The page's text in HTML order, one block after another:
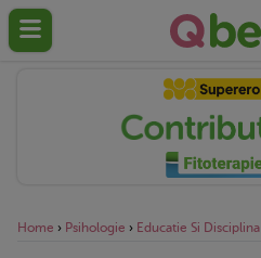
Home › Psihologie › Educatie Si Disciplina